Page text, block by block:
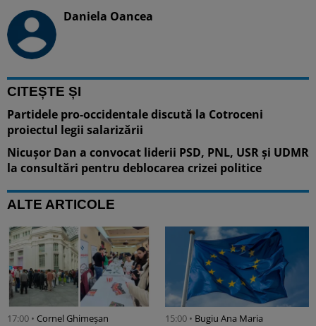
Daniela Oancea
CITEȘTE ȘI
Partidele pro-occidentale discută la Cotroceni
proiectul legii salarizării
Nicușor Dan a convocat liderii PSD, PNL, USR și UDMR
la consultări pentru deblocarea crizei politice
ALTE ARTICOLE
17:00 • Cornel Ghimeșan 15:00 • Bugiu ⁠Ana Maria